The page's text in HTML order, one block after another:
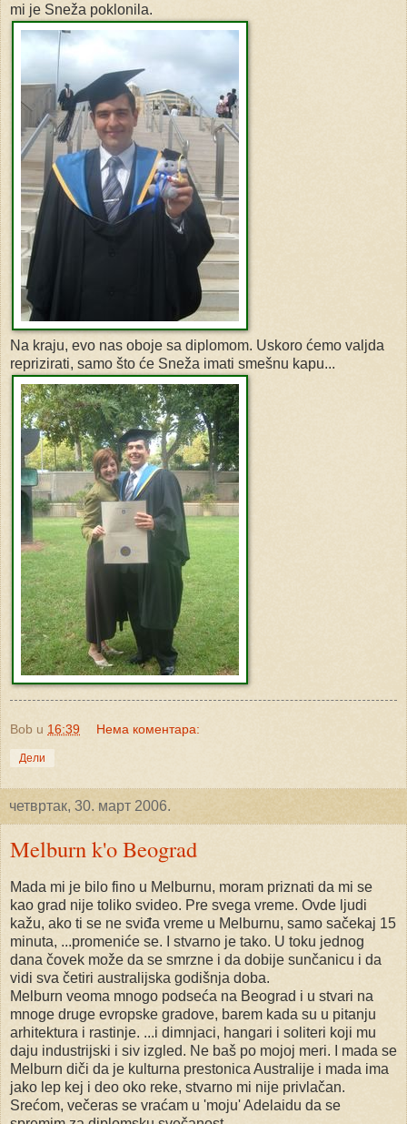
mi je Sneža poklonila.
Na kraju, evo nas oboje sa diplomom. Uskoro ćemo valjda
reprizirati, samo što će Sneža imati smešnu kapu...
Bob u 16:39 Нема коментара:
Дели
четвртак, 30. март 2006.
Melburn k'o Beograd
Mada mi je bilo fino u Melburnu, moram priznati da mi se
kao grad nije toliko svideo. Pre svega vreme. Ovde ljudi
kažu, ako ti se ne sviđa vreme u Melburnu, samo sačekaj 15
minuta, ...promeniće se. I stvarno je tako. U toku jednog
dana čovek može da se smrzne i da dobije sunčanicu i da
vidi sva četiri australijska godišnja doba.
Melburn veoma mnogo podseća na Beograd i u stvari na
mnoge druge evropske gradove, barem kada su u pitanju
arhitektura i rastinje. ...i dimnjaci, hangari i soliteri koji mu
daju industrijski i siv izgled. Ne baš po mojoj meri. I mada se
Melburn diči da je kulturna prestonica Australije i mada ima
jako lep kej i deo oko reke, stvarno mi nije privlačan.
Srećom, večeras se vraćam u 'moju' Adelaidu da se